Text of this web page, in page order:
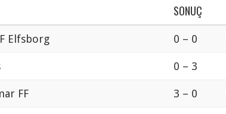
SONUÇ
Elfsborg 0 – 0
0 – 3
FF 3 – 0